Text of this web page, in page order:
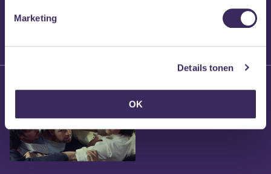
Marketing
Details tonen
OK
Brennt Vanneste
Willem’s Blog: Ão